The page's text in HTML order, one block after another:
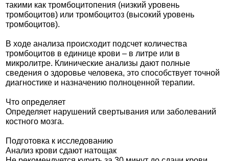
такими как тромбоцитопения (низкий уровень
тромбоцитов) или тромбоцитоз (высокий уровень
тромбоцитов).
В ходе анализа происходит подсчет количества
тромбоцитов в единице крови – в литре или в
микролитре. Клинические анализы дают полные
сведения о здоровье человека, это способствует точной
диагностике и назначению полноценной терапии.
Что определяет
Определяет нарушений свертывания или заболеваний
костного мозга.
Подготовка к исследованию
Анализ крови сдают натощак